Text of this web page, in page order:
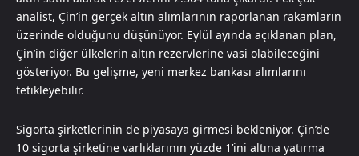
analist, Çin’in gerçek altın alımlarının raporlanan rakamların
üzerinde olduğunu düşünüyor. Eylül ayında açıklanan plan,
Çin’in diğer ülkelerin altın rezervlerine vasi olabileceğini
gösteriyor. Bu gelişme, yeni merkez bankası alımlarını
tetikleyebilir.
Sigorta şirketlerinin de piyasaya girmesi bekleniyor. Çin’de
10 sigorta şirketine varlıklarının yüzde 1’ini altına yatırma